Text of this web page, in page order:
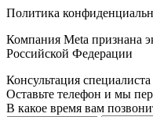
Политика
Компания Meta признана
Российской Федерации
Консультация специалиста
Оставьте телефон и мы
В какое время вам